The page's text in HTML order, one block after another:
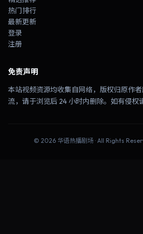
热门排行
最新更新
登录
注册
免责声明
本站视频资源均收集自网络，版权归原作
流，请于浏览后 24 小时内删除。如有侵权
© 2026 华语热播剧场· All Rights